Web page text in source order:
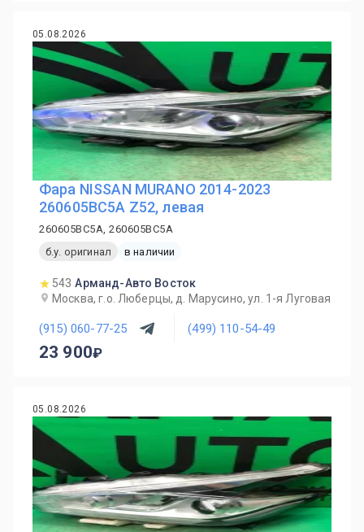
05.08.2026
Фара NISSAN MURANO 2014-2023
260605BC5A Z52, левая
260605BC5A, 260605BC5A
б.у. оригинал
в наличии
543 Арманд-Авто Восток
Москва, г.о. Люберцы, д. Марусино, ул. 1-я Луговая
(915) 060-77-25 (499) 110-54-49
23 900
05.08.2026